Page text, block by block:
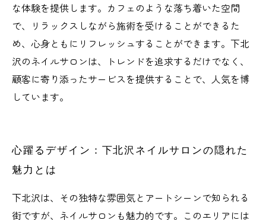
な体験を提供します。カフェのような落ち着いた空間
で、リラックスしながら施術を受けることができるた
め、心身ともにリフレッシュすることができます。下北
沢のネイルサロンは、トレンドを追求するだけでなく、
顧客に寄り添ったサービスを提供することで、人気を博
しています。
心躍るデザイン：下北沢ネイルサロンの隠れた
魅力とは
下北沢は、その独特な雰囲気とアートシーンで知られる
街ですが、ネイルサロンも魅力的です。このエリアには